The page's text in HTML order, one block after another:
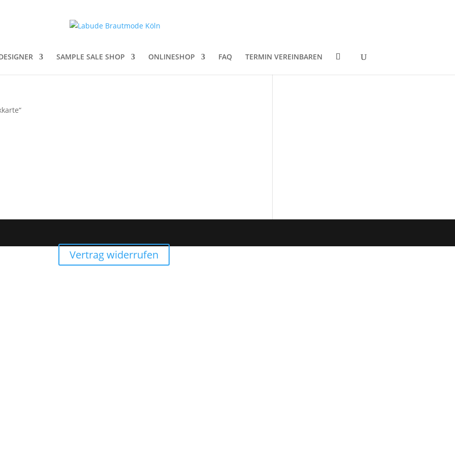
SAMPLE SALE SHOP ONLINESHOP FAQ TERMIN VEREINBAREN
Vertrag widerrufen